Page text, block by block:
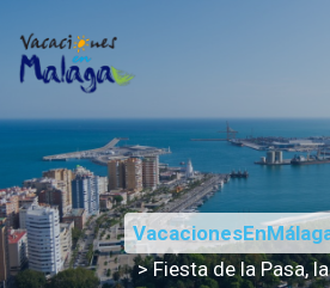
> Fiesta de la Pasa,